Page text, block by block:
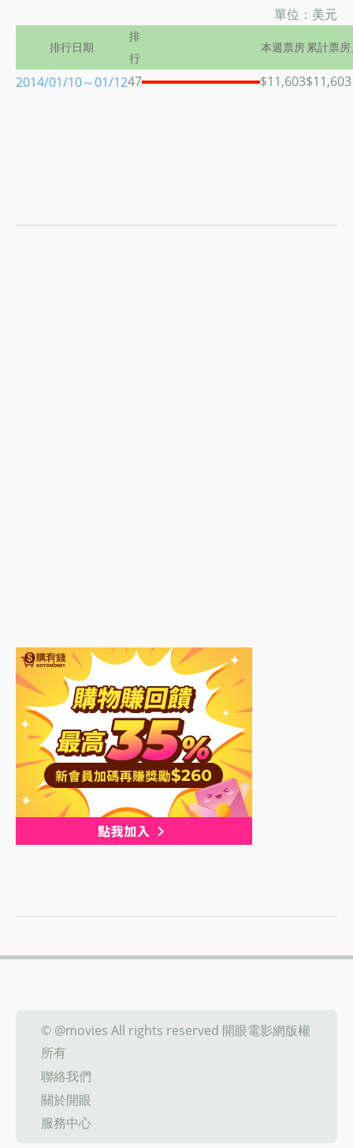
單位：美元
排行日期
排
行
本週票房 累計票房
2014/01/10～01/1247 $11,603$11,603
© @movies All rights reserved 開眼電影網版權
所有
聯絡我們
關於開眼
服務中心